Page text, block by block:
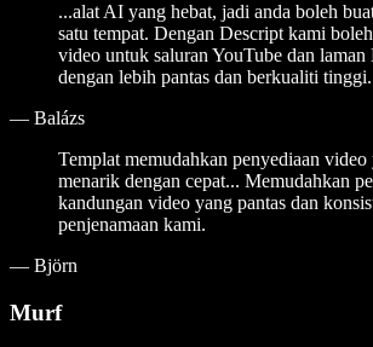
...alat AI yang hebat, jadi anda boleh
satu tempat. Dengan Descript kami
video untuk saluran YouTube dan
dengan lebih pantas dan berkualiti tinggi.
— Balázs
Templat memudahkan penyediaan video
menarik dengan cepat... Memudahkan
kandungan video yang pantas dan
penjenamaan kami.
— Björn
Murf